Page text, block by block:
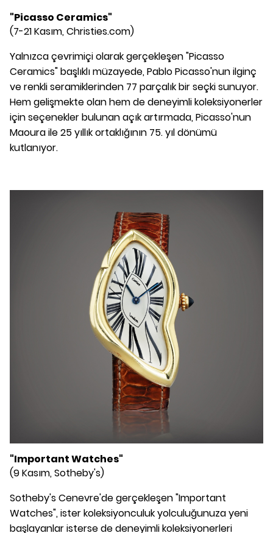
"Picasso Ceramics"
(7-21 Kasım, Christies.com)
Yalnızca çevrimiçi olarak gerçekleşen "Picasso
Ceramics" başlıklı müzayede, Pablo Picasso'nun ilginç
ve renkli seramiklerinden 77 parçalık bir seçki sunuyor.
Hem gelişmekte olan hem de deneyimli koleksiyonerler
için seçenekler bulunan açık artırmada, Picasso'nun
Maoura ile 25 yıllık ortaklığının 75. yıl dönümü
kutlanıyor.
"Important Watches"
(9 Kasım, Sotheby's)
Sotheby's Cenevre'de gerçekleşen "Important
Watches", ister koleksiyonculuk yolculuğunuza yeni
başlayanlar isterse de deneyimli koleksiyonerleri